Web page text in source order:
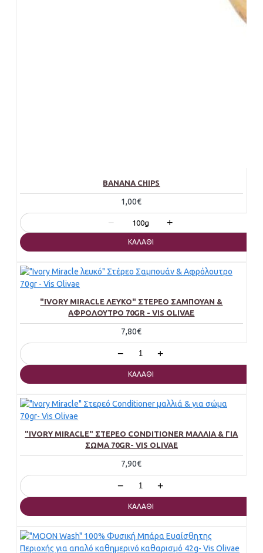
BANANA CHIPS
1,00€
− 100g +
ΚΑΛΆΘΙ
"IVORY MIRACLE ΛΕΥΚΌ" ΣΤΈΡΕΟ ΣΑΜΠΟΥΆΝ &
ΑΦΡΌΛΟΥΤΡΟ 70GR - VIS OLIVAE
7,80€
− +
ΚΑΛΆΘΙ
"IVORY MIRACLE" ΣΤΕΡΕΌ CONDITIONER ΜΑΛΛΙΆ & ΓΙΑ
ΣΏΜΑ 70GR- VIS OLIVAE
7,90€
− +
ΚΑΛΆΘΙ